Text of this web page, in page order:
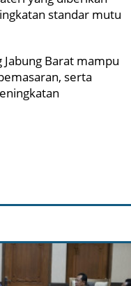
standar mutu
Barat mampu
serta